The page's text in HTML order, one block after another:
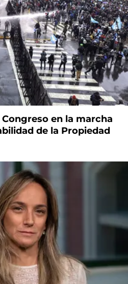
en la marcha
de la Propiedad